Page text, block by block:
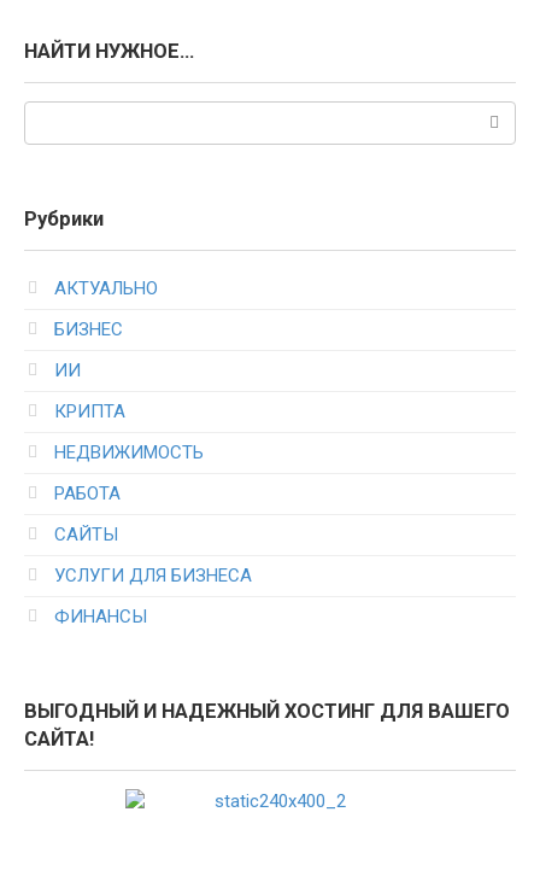
НАЙТИ НУЖНОЕ…
Рубрики
АКТУАЛЬНО
БИЗНЕС
ИИ
КРИПТА
НЕДВИЖИМОСТЬ
РАБОТА
САЙТЫ
УСЛУГИ ДЛЯ БИЗНЕСА
ФИНАНСЫ
ВЫГОДНЫЙ И НАДЕЖНЫЙ ХОСТИНГ ДЛЯ ВАШЕГО
САЙТА!